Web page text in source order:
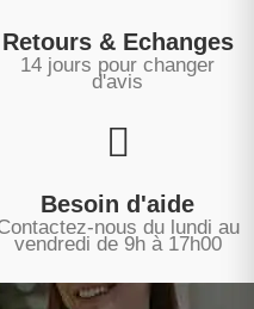
Retours & Echanges
14 jours pour changer
d'avis
Besoin d'aide
nous du lundi au
vendredi de 9h à 17h00